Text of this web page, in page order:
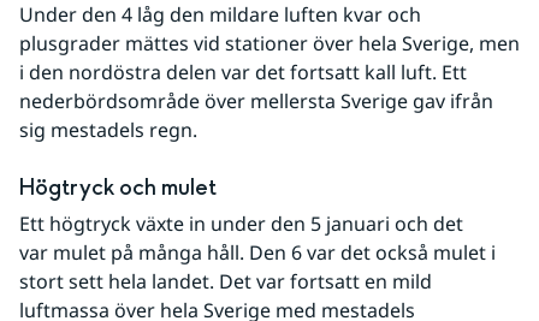
Under den 4 låg den mildare luften kvar och
plusgrader mättes vid stationer över hela Sverige, men
i den nordöstra delen var det fortsatt kall luft. Ett
nederbördsområde över mellersta Sverige gav ifrån
sig mestadels regn.
Högtryck och mulet
Ett högtryck växte in under den 5 januari och det
var mulet på många håll. Den 6 var det också mulet i
stort sett hela landet. Det var fortsatt en mild
luftmassa över hela Sverige med mestadels